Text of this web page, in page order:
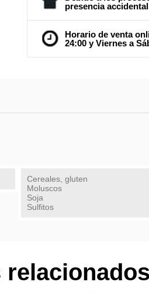
presencia
Horario de venta
24:00 y Viernes a
Cereales, gluten
Moluscos
Soja
Sulfitos